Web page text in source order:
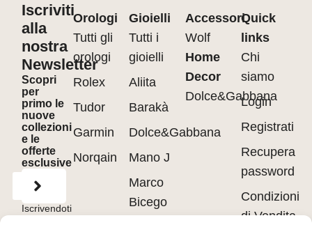
Iscriviti
alla
nostra
Newsletter
Scopri
per
primo le
nuove
collezioni
e le
offerte
esclusive
Iscrivendoti
accetti
Orologi
Tutti gli
orologi
Rolex
Tudor
Garmin
Norqain
Gioielli
Tutti i
gioielli
Aliita
Barakà
Dolce&Gabbana
Mano J
Marco
Bicego
Accessori
Wolf
Home
Decor
Dolce&Gabbana
Quick
links
Chi
siamo
Login
Registrati
Recupera
password
Condizioni
di Vendita